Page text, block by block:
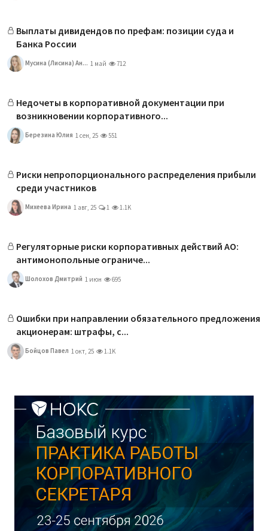
Выплаты дивидендов по префам: позиции суда и
Банка России
Мусина (Лисина) Ан... 1 май 712
Недочеты в корпоративной документации при
возникновении корпоративного...
Березина Юлия 1 сен, 25 551
Риски непропорционального распределения прибыли
среди участников
Михеева Ирина 1 авг, 25 1 1.1K
Регуляторные риски корпоративных действий АО:
антимонопольные ограниче...
Шолохов Дмитрий 1 июн 695
Ошибки при направлении обязательного предложения
акционерам: штрафы, с...
Бойцов Павел 1 окт, 25 1.1K